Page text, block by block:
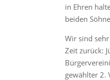
in Ehren
beiden
Wir sind
Zeit zurück:
gewählter 2.